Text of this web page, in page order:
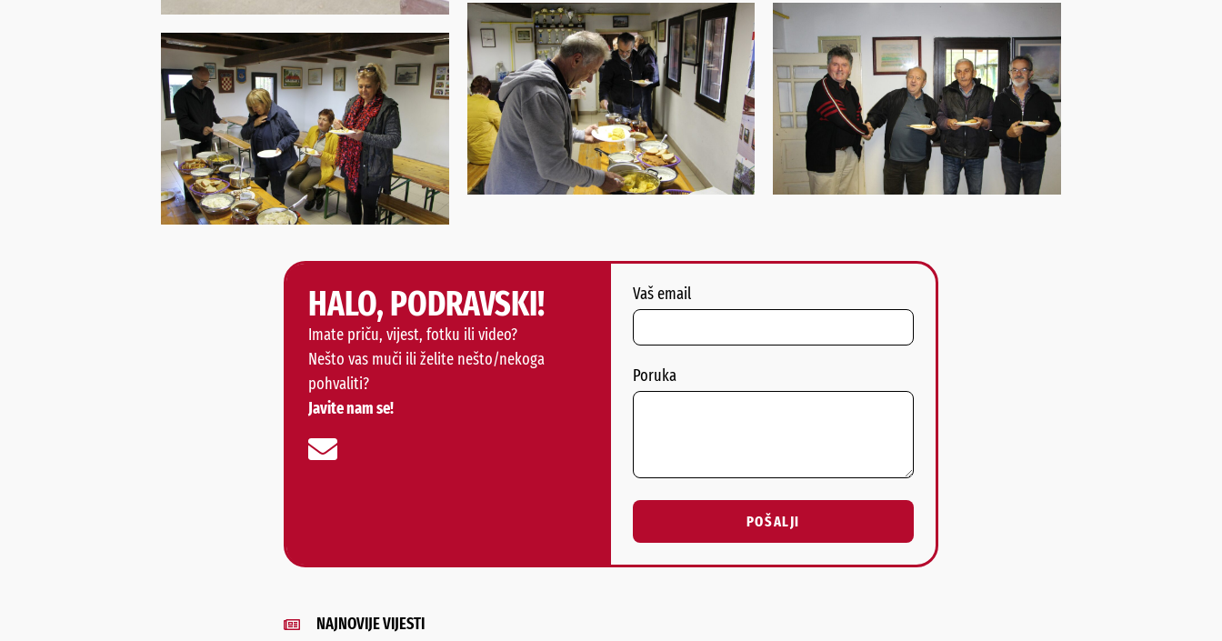
HALO, PODRAVSKI!
Imate priču, vijest, fotku ili video?
Nešto vas muči ili želite nešto/nekoga
pohvaliti?
Javite nam se!
Vaš email
Poruka
POŠALJI
NAJNOVIJE VIJESTI